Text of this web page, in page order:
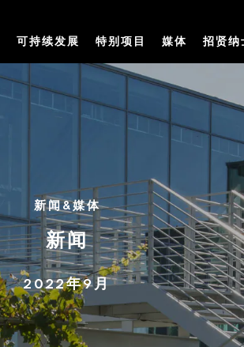
可持续发展 特别项目 媒体 招贤纳
新闻&媒体
新闻
2022年9月